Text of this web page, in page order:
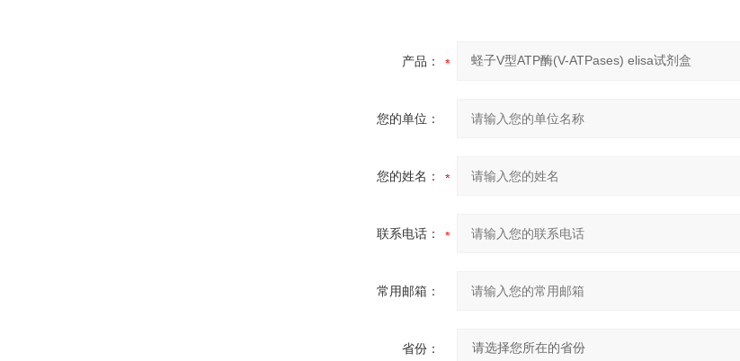
产品：
您的单位：
您的姓名：
联系电话：
常用邮箱：
省份：